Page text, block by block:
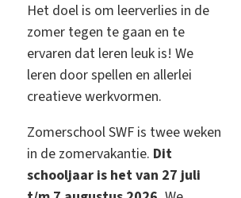
Het doel is om leerverlies in de
zomer tegen te gaan en te
ervaren dat leren leuk is! We
leren door spellen en allerlei
creatieve werkvormen.
Zomerschool SWF is twee weken
in de zomervakantie. Dit
schooljaar is het van 27 juli